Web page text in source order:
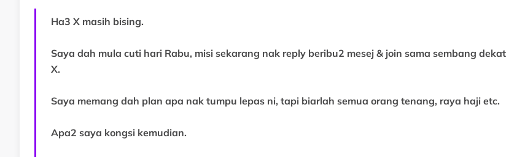
Ha3 X masih bising.
Saya dah mula cuti hari Rabu, misi sekarang nak reply beribu2 mesej & join sama sembang dekat
X.
Saya memang dah plan apa nak tumpu lepas ni, tapi biarlah semua orang tenang, raya haji etc.
Apa2 saya kongsi kemudian.